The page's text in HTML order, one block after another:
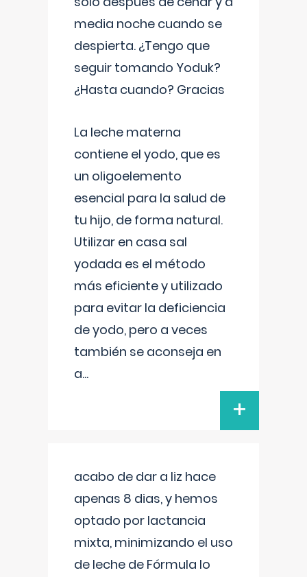
media noche cuando se
despierta. ¿Tengo que
seguir tomando Yoduk?
¿Hasta cuando? Gracias
La leche materna
contiene el yodo, que es
un oligoelemento
esencial para la salud de
tu hijo, de forma natural.
Utilizar en casa sal
yodada es el método
más eficiente y utilizado
para evitar la deficiencia
de yodo, pero a veces
también se aconseja en
a...
+
acabo de dar a liz hace
apenas 8 dias, y hemos
optado por lactancia
mixta, minimizando el uso
de leche de Fórmula lo